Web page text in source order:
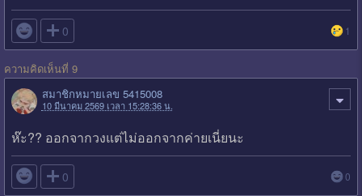
 0 1
ความคิดเห็นที่ 9
สมาชิกหมายเลข 5415008
10 มีนาคม 2569 เวลา 15:28:36 น.
ห๊ะ?? ออกจากวงแต่ไม่ออกจากค่ายเนี่ยนะ
 0 0